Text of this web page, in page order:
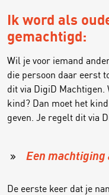
Ik word als
gemachtigd:
Wil je voor iemand
die persoon daar eerst
dit via DigiD
kind? Dan moet het
geven. Je regelt dit via
Een machtiging
De eerste keer dat je